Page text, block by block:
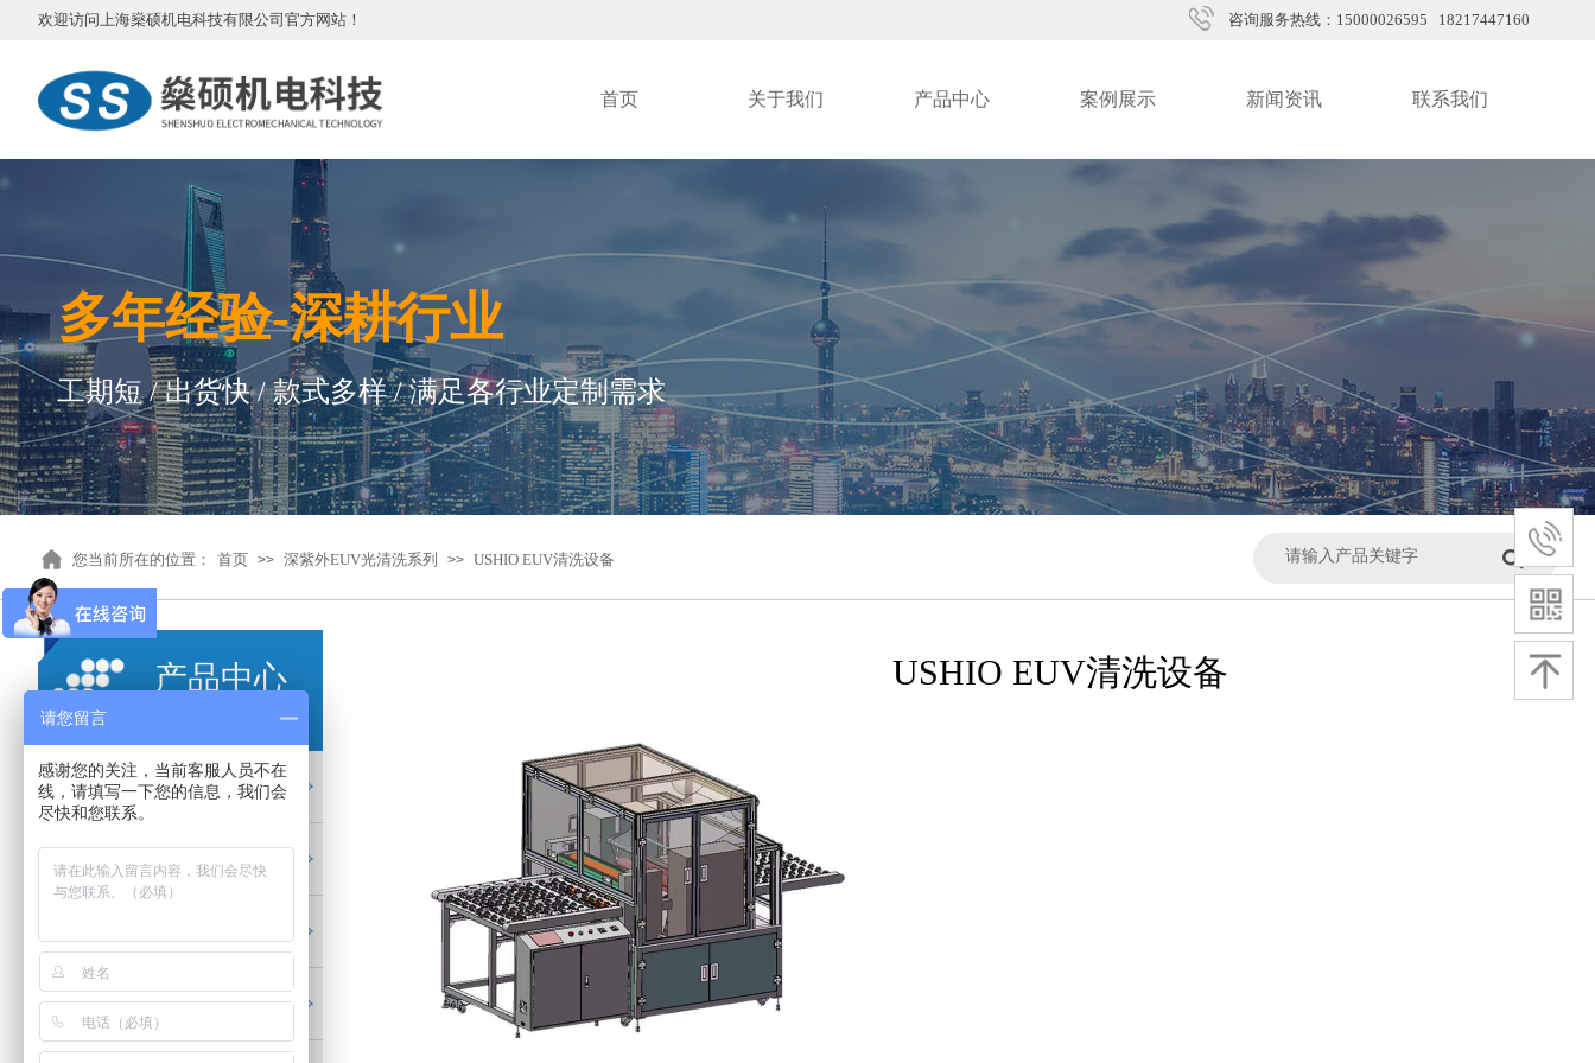
欢迎访问上海燊硕机电科技有限公司 官方网站 ！ 咨询服务热线：15000026595 18217447160
首页 关于我们 产品中心 案例展示 新闻资讯 联系我们
多年经验-深耕行业
工期短 / 出货快 / 款式多样 / 满足各行业定制需求
首页 >> 深紫外EUV光清洗系列 >> USHIO EUV清洗设备
您当前所在的位置：
USHIO EUV清洗设备
产品中心
LED UV光源系列
红外加热隧道炉系列
请您留言
感谢您的关注，当前客服人员不在
线，请填写一下您的信息，我们会
尽快和您联系。